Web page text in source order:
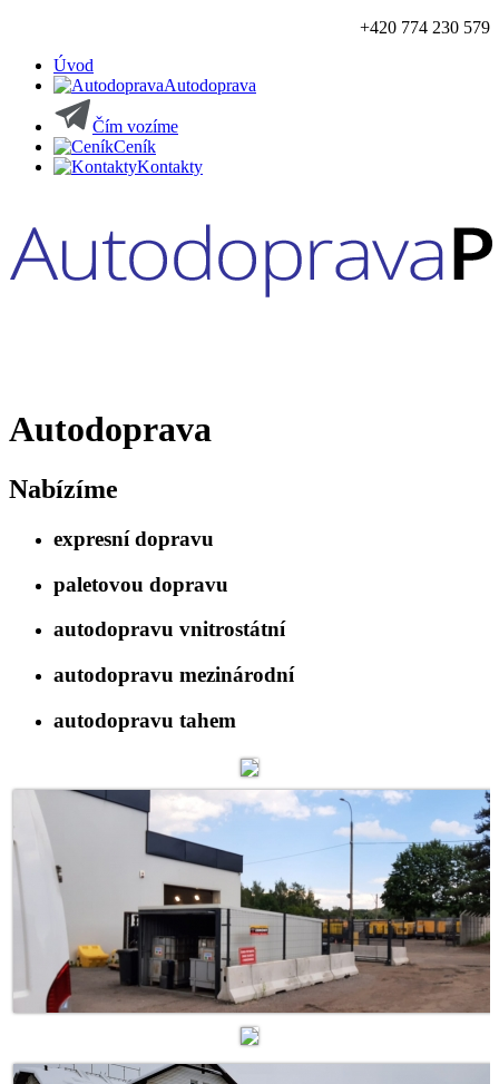
+420 774 230 579
Úvod
Autodoprava
Čím vozíme
Ceník
Kontakty
Autodoprava
Nabízíme
expresní dopravu
paletovou dopravu
autodopravu vnitrostátní
autodopravu mezinárodní
autodopravu tahem